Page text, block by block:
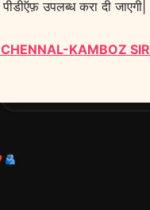
उपलब्ध करा दी जाएगी|
KAMBOZ SIR